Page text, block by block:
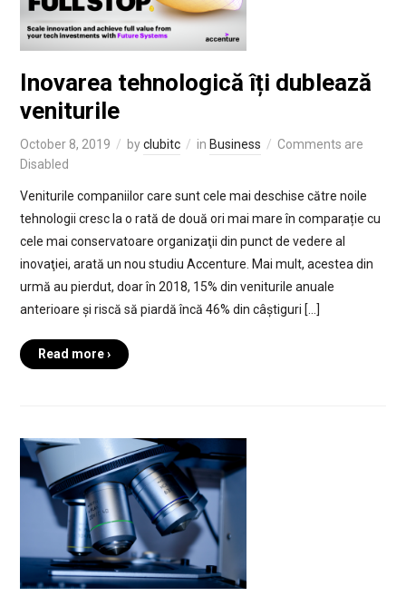
Inovarea tehnologică îți dublează
veniturile
October 8, 2019 byclubitc in Business
Comments are
Disabled
Veniturile companiilor care sunt cele mai deschise către noile
tehnologii cresc la o rată de două ori mai mare în comparație cu
cele mai conservatoare organizaţii din punct de vedere al
inovaţiei, arată un nou studiu Accenture. Mai mult, acestea din
urmă au pierdut, doar în 2018, 15% din veniturile anuale
anterioare și riscă să piardă încă 46% din câștiguri […]
Read more ›